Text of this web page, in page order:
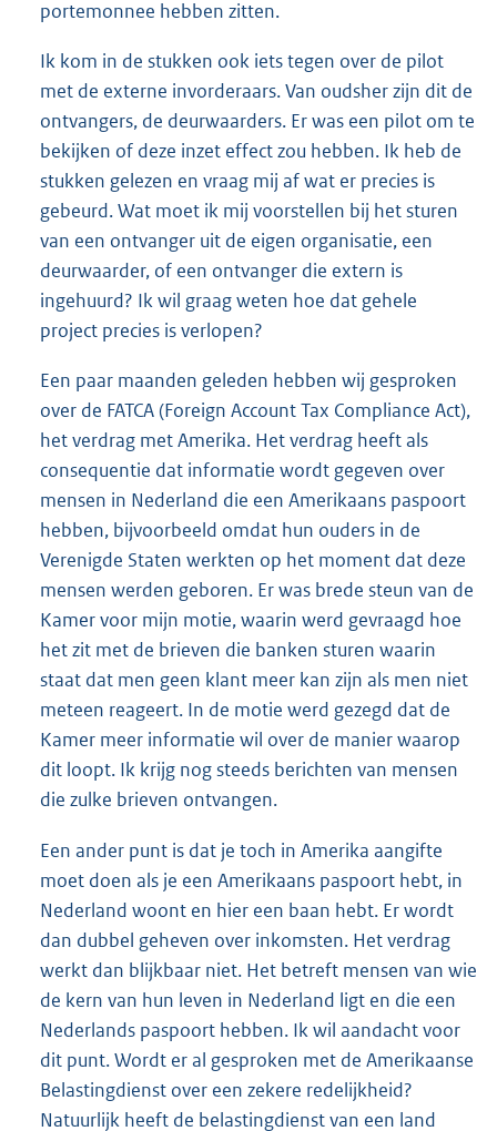
portemonnee hebben zitten.
Ik kom in de stukken ook iets tegen over de pilot
met de externe invorderaars. Van oudsher zijn dit de
ontvangers, de deurwaarders. Er was een pilot om te
bekijken of deze inzet effect zou hebben. Ik heb de
stukken gelezen en vraag mij af wat er precies is
gebeurd. Wat moet ik mij voorstellen bij het sturen
van een ontvanger uit de eigen organisatie, een
deurwaarder, of een ontvanger die extern is
ingehuurd? Ik wil graag weten hoe dat gehele
project precies is verlopen?
Een paar maanden geleden hebben wij gesproken
over de FATCA (Foreign Account Tax Compliance Act),
het verdrag met Amerika. Het verdrag heeft als
consequentie dat informatie wordt gegeven over
mensen in Nederland die een Amerikaans paspoort
hebben, bijvoorbeeld omdat hun ouders in de
Verenigde Staten werkten op het moment dat deze
mensen werden geboren. Er was brede steun van de
Kamer voor mijn motie, waarin werd gevraagd hoe
het zit met de brieven die banken sturen waarin
staat dat men geen klant meer kan zijn als men niet
meteen reageert. In de motie werd gezegd dat de
Kamer meer informatie wil over de manier waarop
dit loopt. Ik krijg nog steeds berichten van mensen
die zulke brieven ontvangen.
Een ander punt is dat je toch in Amerika aangifte
moet doen als je een Amerikaans paspoort hebt, in
Nederland woont en hier een baan hebt. Er wordt
dan dubbel geheven over inkomsten. Het verdrag
werkt dan blijkbaar niet. Het betreft mensen van wie
de kern van hun leven in Nederland ligt en die een
Nederlands paspoort hebben. Ik wil aandacht voor
dit punt. Wordt er al gesproken met de Amerikaanse
Belastingdienst over een zekere redelijkheid?
Natuurlijk heeft de belastingdienst van een land